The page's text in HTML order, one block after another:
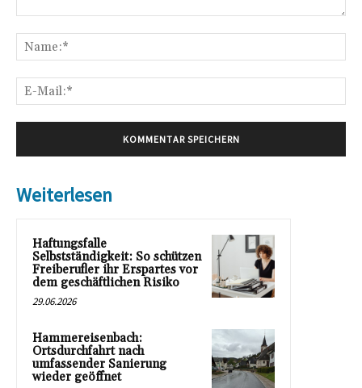
Weiterlesen
Haftungsfalle
Selbstständigkeit: So schützen
Freiberufler ihr Erspartes vor
dem geschäftlichen Risiko
29.06.2026
Hammereisenbach:
Ortsdurchfahrt nach
umfassender Sanierung
wieder geöffnet